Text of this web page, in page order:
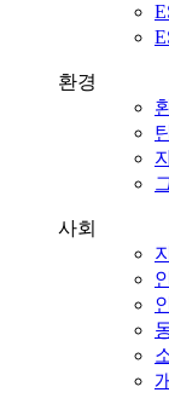
환경
사회